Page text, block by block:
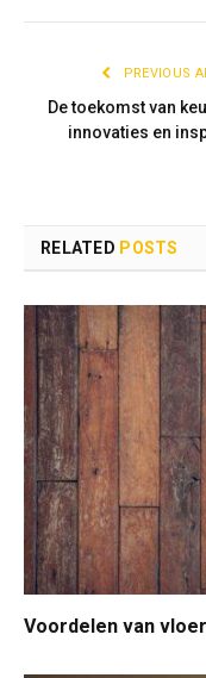
PREVIOUS
De toekomst van
innovaties en
RELATED POSTS
Voordelen van